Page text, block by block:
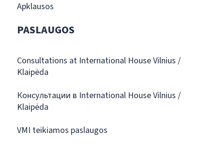
Apklausos
PASLAUGOS
Consultations at International House Vilnius /
Klaipėda
Консультации в International House Vilnius /
Klaipėda
VMI teikiamos paslaugos